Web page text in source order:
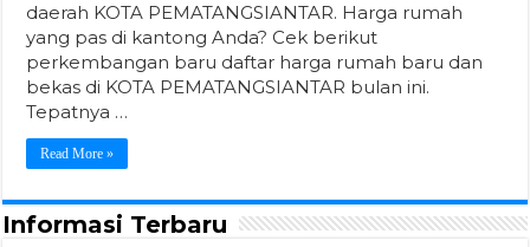
daerah KOTA PEMATANGSIANTAR. Harga rumah
yang pas di kantong Anda? Cek berikut
perkembangan baru daftar harga rumah baru dan
bekas di KOTA PEMATANGSIANTAR bulan ini.
Tepatnya …
Read More »
Informasi Terbaru